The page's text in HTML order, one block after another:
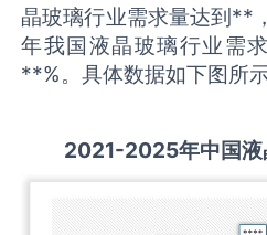
晶玻璃行业需求量达到**
年我国液晶玻璃行业需
**%。具体数据如下图所示
2021-2025年中国